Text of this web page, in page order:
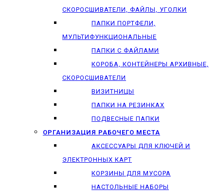
СКОРОСШИВАТЕЛИ, ФАЙЛЫ, УГОЛКИ
ПАПКИ ПОРТФЕЛИ,
МУЛЬТИФУНКЦИОНАЛЬНЫЕ
ПАПКИ С ФАЙЛАМИ
КОРОБА, КОНТЕЙНЕРЫ АРХИВНЫЕ,
СКОРОСШИВАТЕЛИ
ВИЗИТНИЦЫ
ПАПКИ НА РЕЗИНКАХ
ПОДВЕСНЫЕ ПАПКИ
ОРГАНИЗАЦИЯ РАБОЧЕГО МЕСТА
АКСЕССУАРЫ ДЛЯ КЛЮЧЕЙ И
ЭЛЕКТРОННЫХ КАРТ
КОРЗИНЫ ДЛЯ МУСОРА
НАСТОЛЬНЫЕ НАБОРЫ